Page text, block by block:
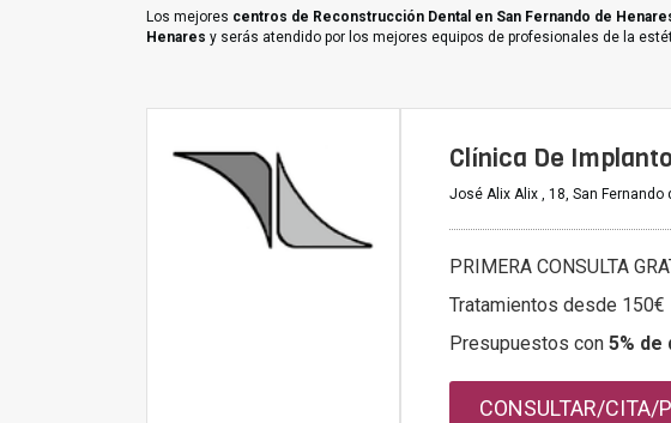
Los mejores centros de Reconstrucción Dental en San Fernando de
Henares y serás atendido por los mejores equipos de profesionales de la
Clínica De
José Alix Alix , 18, San Fernando
PRIMERA CONSULTA
Tratamientos desde 150€
Presupuestos con 5% de
CONSULTAR/CITA/